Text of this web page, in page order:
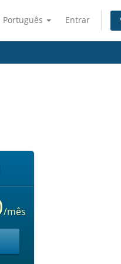
Português Entrar
/mês